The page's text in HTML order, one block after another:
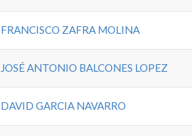
FRANCISCO ZAFRA MOLINA
JOSÉ ANTONIO BALCONES LOPEZ
DAVID GARCIA NAVARRO